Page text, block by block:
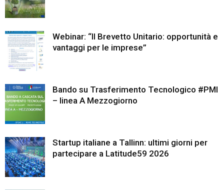
Webinar: “Il Brevetto Unitario: opportunità e
vantaggi per le imprese”
Bando su Trasferimento Tecnologico #PMI
– linea A Mezzogiorno
Startup italiane a Tallinn: ultimi giorni per
partecipare a Latitude59 2026